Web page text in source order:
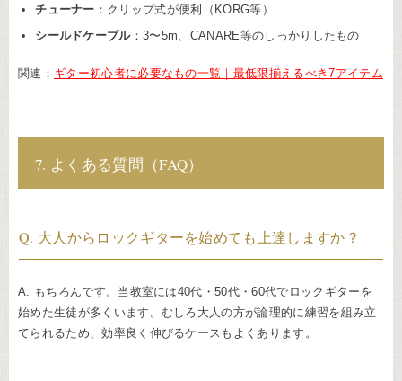
チューナー ：クリップ式が便利（KORG等）
シールドケーブル：3〜5m、CANARE等のしっかりしたもの
関連： ギター初心者に必要なもの一覧｜最低限揃えるべき7アイテム
7. よくある質問（FAQ）
Q. 大人からロックギターを始めても上達しますか？
A. もちろんです。当教室には40代・50代・60代でロックギターを
始めた生徒が多くいます。むしろ大人の方が論理的に練習を組み立
てられるため、効率良く伸びるケースもよくあります。